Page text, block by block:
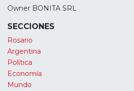
Owner BONITA SRL
SECCIONES
Rosario
Argentina
Política
Economía
Mundo